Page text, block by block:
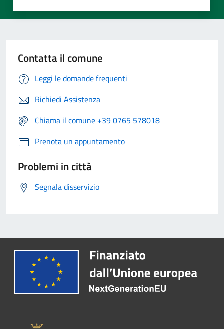
Contatta il comune
Leggi le domande frequenti
Richiedi Assistenza
Chiama il comune +39 0765 578018
Prenota un appuntamento
Problemi in città
Segnala disservizio